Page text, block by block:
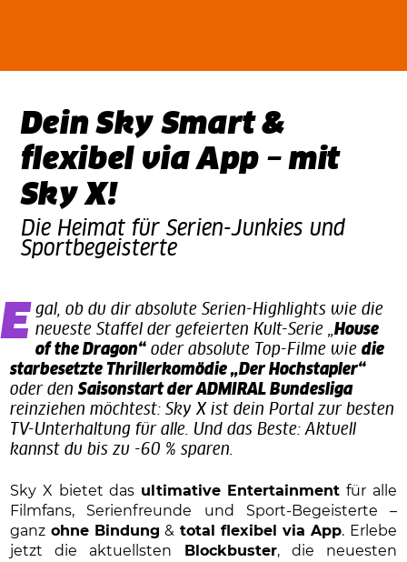
Dein Sky Smart &
flexibel via App – mit
Sky X!
Die Heimat für Serien-Junkies und
Sportbegeisterte
Egal, ob du dir absolute Serien-Highlights wie die neueste Staffel der gefeierten Kult-Serie „House
of the Dragon“ oder absolute Top-Filme wie die
starbesetzte Thrillerkomödie „Der Hochstapler“
oder denSaisonstart der ADMIRAL Bundesliga
reinziehen möchtest: Sky X ist dein Portal zur besten
TV-Unterhaltung für alle. Und das Beste: Aktuell
kannst du bis zu -60 % sparen.
Sky X bietet das ultimative Entertainment für alle
Filmfans, Serienfreunde und Sport-Begeisterte –
ganz ohne Bindung & total flexibel via App. Erlebe
jetzt die aktuellsten
Blockbuster, die neuesten